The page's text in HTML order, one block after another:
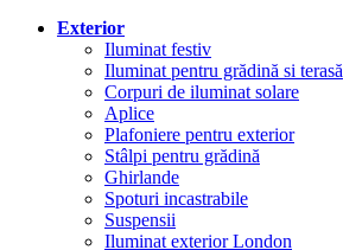
Exterior
Iluminat festiv
Iluminat pentru grădină si terasă
Corpuri de iluminat solare
Aplice
Plafoniere pentru exterior
Stâlpi pentru grădină
Ghirlande
Spoturi incastrabile
Suspensii
Iluminat exterior London